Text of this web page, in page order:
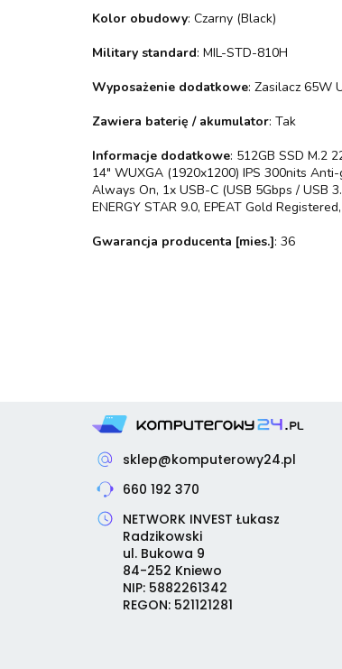
Kolor obudowy: Czarny (Black)
Military standard: MIL-STD-810H
Wyposażenie dodatkowe: Zasilacz 65W
Zawiera baterię / akumulator: Tak
Informacje dodatkowe: 512GB SSD M.2
14" WUXGA (1920x1200) IPS 300nits
Always On, 1x USB-C (USB 5Gbps / USB
ENERGY STAR 9.0, EPEAT Gold
Gwarancja producenta [mies.]: 36
NETWORK INVEST Łukasz
Radzikowski
ul. Bukowa 9
84-252 Kniewo
NIP: 5882261342
REGON: 521121281
sklep@komputerowy24.pl
660 192 370